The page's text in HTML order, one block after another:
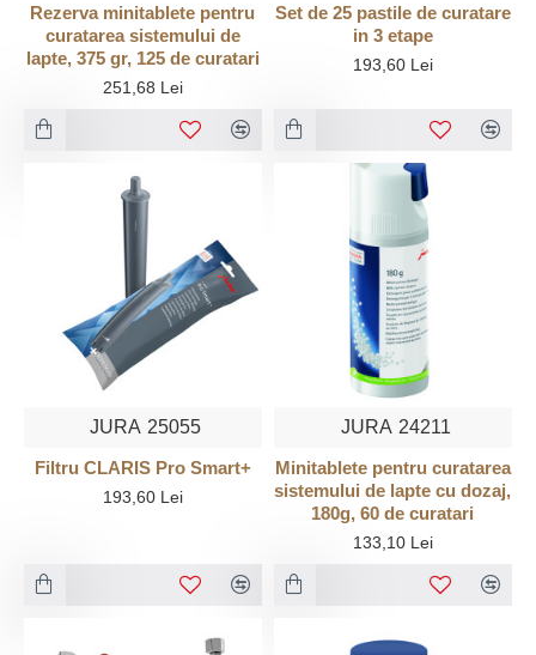
Rezerva minitablete pentru
curatarea sistemului de
lapte, 375 gr, 125 de curatari
251,68 Lei
Set de 25 pastile de curatare
in 3 etape
193,60 Lei
JURA 25055
Filtru CLARIS Pro Smart+
193,60 Lei
JURA 24211
Minitablete pentru curatarea
sistemului de lapte cu dozaj,
180g, 60 de curatari
133,10 Lei